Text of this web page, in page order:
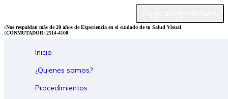
Nos respaldan más de 20 años de Experiencia en el cuidado de tu Salud Visual
CONMUTADOR: 2514-4100
Inicio
¿Quienes somos?
Procedimientos